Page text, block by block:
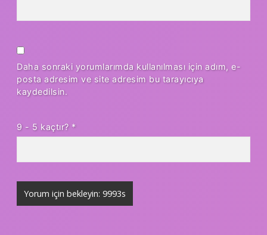
Daha sonraki yorumlarımda kullanılması için adım, e-
posta adresim ve site adresim bu tarayıcıya
kaydedilsin.
9 - 5 kaçtır? *